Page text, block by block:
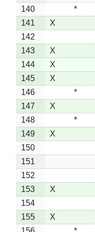
140
*
141
X
142
143
X
144
X
145
X
146
*
147
X
148
*
149
X
150
151
152
153
X
154
155
X